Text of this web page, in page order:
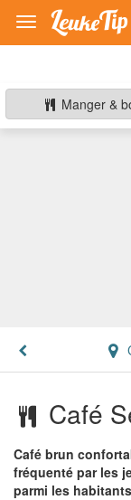
Toggle
navigation
Manger &
Café
Café brun
fréquenté par les
parmi les